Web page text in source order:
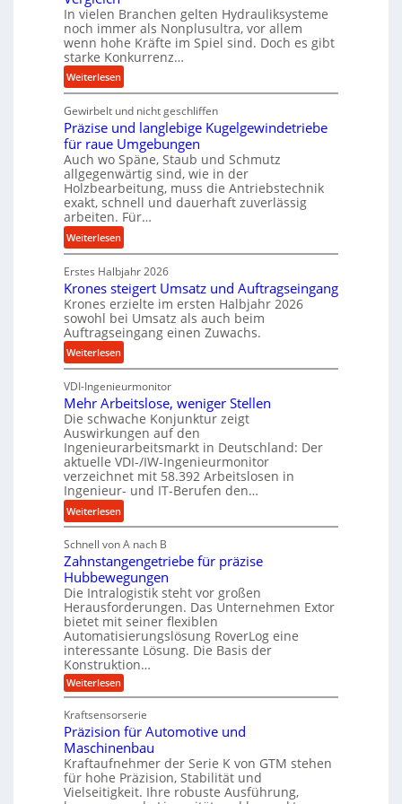
r
m
a
n
c
b
e
i
m
D
r
ü
c
k
p
r
o
z
e
s
s
In vielen Branchen gelten Hydrauliksysteme
noch immer als Nonplusultra, vor allem
wenn hohe Kräfte im Spiel sind. Doch es gibt
starke Konkurrenz…
Weiterlesen:
K
u
g
e
l
g
e
w
i
n
e
t
r
i
e
b
u
n
d
H
y
d
r
a
u
k
i
m
V
e
r
g
l
h
Gewirbelt und nicht geschliffen
Präzise und langlebige Kugelgewindetriebe
für raue Umgebungen
Auch wo Späne, Staub und Schmutz
allgegenwärtig sind, wie in der
Holzbearbeitung, muss die Antriebstechnik
exakt, schnell und dauerhaft zuverlässig
arbeiten. Für…
Weiterlesen:
P
r
ä
z
i
s
e
u
n
d
l
a
n
g
l
e
b
i
g
e
K
u
g
e
l
g
e
w
n
d
e
t
Erstes Halbjahr 2026
Krones steigert Umsatz und Auftragseingang
Krones erzielte im ersten Halbjahr 2026
sowohl bei Umsatz als auch beim
Auftragseingang einen Zuwachs.
Weiterlesen:
K
r
o
n
e
s
s
t
e
i
g
e
r
t
U
m
s
a
t
z
n
d
A
u
f
VDI-Ingenieurmonitor
Mehr Arbeitslose, weniger Stellen
Die schwache Konjunktur zeigt
Auswirkungen auf den
Ingenieurarbeitsmarkt in Deutschland: Der
aktuelle VDI-/IW-Ingenieurmonitor
verzeichnet mit 58.392 Arbeitslosen in
Ingenieur- und IT-Berufen den…
Weiterlesen:
M
e
h
r
A
r
b
e
i
t
s
l
o
s
e
,
w
Schnell von A nach B
Zahnstangengetriebe für präzise
Hubbewegungen
Die Intralogistik steht vor großen
Herausforderungen. Das Unternehmen Extor
bietet mit seiner flexiblen
Automatisierungslösung RoverLog eine
interessante Lösung. Die Basis der
Konstruktion…
Weiterlesen:
Z
h
n
s
t
a
n
g
Kraftsensorserie
Präzision für Automotive und
Maschinenbau
Kraftaufnehmer der Serie K von GTM stehen
für hohe Präzision, Stabilität und
Vielseitigkeit. Ihre robuste Ausführung,